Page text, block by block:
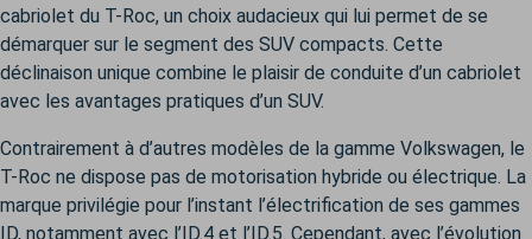
cabriolet du T-Roc, un choix audacieux qui lui permet de se
démarquer sur le segment des SUV compacts. Cette
déclinaison unique combine le plaisir de conduite d’un cabriolet
avec les avantages pratiques d’un SUV.
Contrairement à d’autres modèles de la gamme Volkswagen, le
T-Roc ne dispose pas de motorisation hybride ou électrique. La
marque privilégie pour l’instant l’électrification de ses gammes
ID, notamment avec l’ID.4 et l’ID.5. Cependant, avec l’évolution